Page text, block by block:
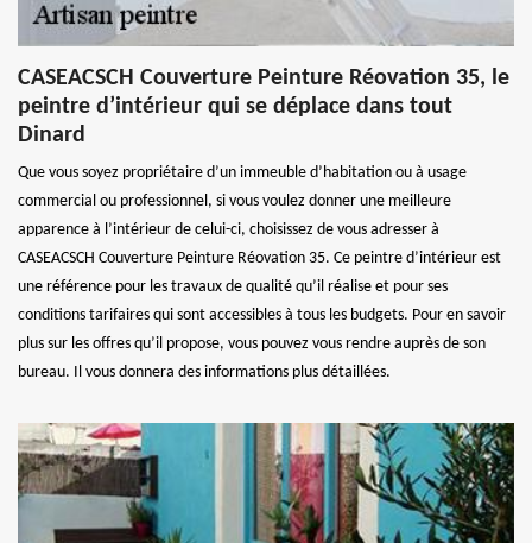
CASEACSCH Couverture Peinture Réovation 35, le
peintre d’intérieur qui se déplace dans tout
Dinard
Que vous soyez propriétaire d’un immeuble d’habitation ou à usage
commercial ou professionnel, si vous voulez donner une meilleure
apparence à l’intérieur de celui-ci, choisissez de vous adresser à
CASEACSCH Couverture Peinture Réovation 35. Ce peintre d’intérieur est
une référence pour les travaux de qualité qu’il réalise et pour ses
conditions tarifaires qui sont accessibles à tous les budgets. Pour en savoir
plus sur les offres qu’il propose, vous pouvez vous rendre auprès de son
bureau. Il vous donnera des informations plus détaillées.